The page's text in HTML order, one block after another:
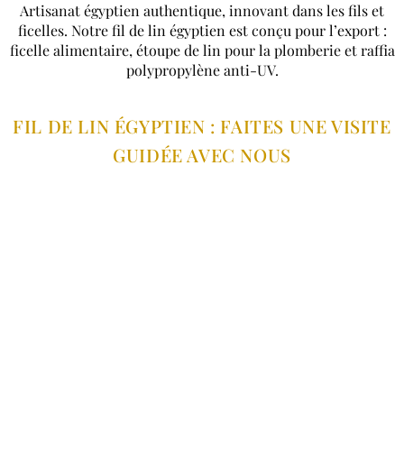
Artisanat égyptien authentique, innovant dans les fils et
ficelles. Notre fil de lin égyptien est conçu pour l’export :
ficelle alimentaire, étoupe de lin pour la plomberie et raffia
polypropylène anti-UV.
FIL DE LIN ÉGYPTIEN : FAITES UNE VISITE
GUIDÉE AVEC NOUS